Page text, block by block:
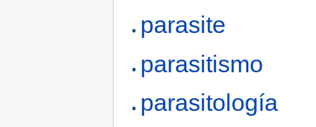
parasite
parasitismo
parasitología